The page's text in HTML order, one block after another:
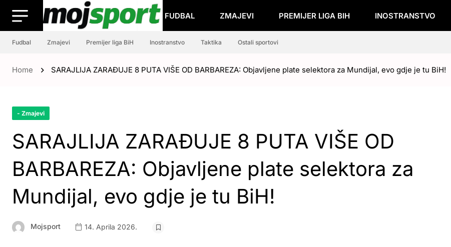
FUDBAL ZMAJEVI PREMIJER LIGA BIH INOSTRANSTVO
Fudbal Zmajevi Premijer liga BiH Inostranstvo Taktika Ostali sportovi
Home SARAJLIJA ZARAĐUJE 8 PUTA VIŠE OD BARBAREZA: Objavljene plate selektora za Mundijal, evo gdje je tu BiH!
- Zmajevi
SARAJLIJA ZARAĐUJE 8 PUTA VIŠE OD
BARBAREZA: Objavljene plate selektora za
Mundijal, evo gdje je tu BiH!
Mojsport 14. Aprila 2026.